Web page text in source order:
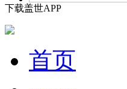
下载盖世APP
首页